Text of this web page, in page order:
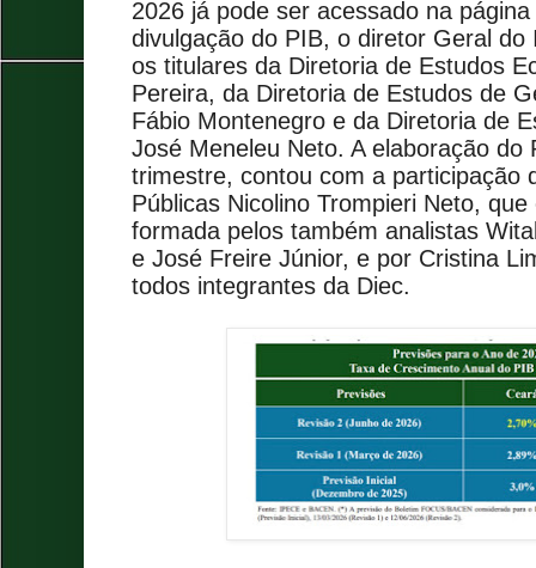
2026 já pode ser acessado na
divulgação do PIB, o diretor Geral do
os titulares da Diretoria de Estudos
Pereira, da Diretoria de Estudos de
Fábio Montenegro e da Diretoria de
José Meneleu Neto. A elaboração do
trimestre, contou com a participação
Públicas Nicolino Trompieri Neto,
formada pelos também analistas
e José Freire Júnior, e por Cristina
todos integrantes da Diec.